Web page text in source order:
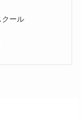
クール